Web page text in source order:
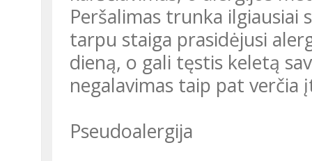
Peršalimas trunka ilgiausiai
tarpu staiga prasidėjusi
dieną, o gali tęstis keletą
negalavimas taip pat verčia
Pseudoalergija